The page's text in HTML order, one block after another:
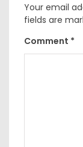
Your email
fields are
Comment *